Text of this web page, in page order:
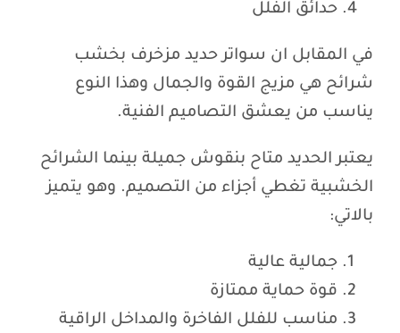
حدائق الفلل
في المقابل ان سواتر حديد مزخرف بخشب
شرائح هي مزيج القوة والجمال وهذا النوع
يناسب من يعشق التصاميم الفنية.
يعتبر الحديد متاح بنقوش جميلة بينما الشرائح
الخشبية تغطي أجزاء من التصميم. وهو يتميز
بالاتي:
جمالية عالية
قوة حماية ممتازة
مناسب للفلل الفاخرة والمداخل الراقية